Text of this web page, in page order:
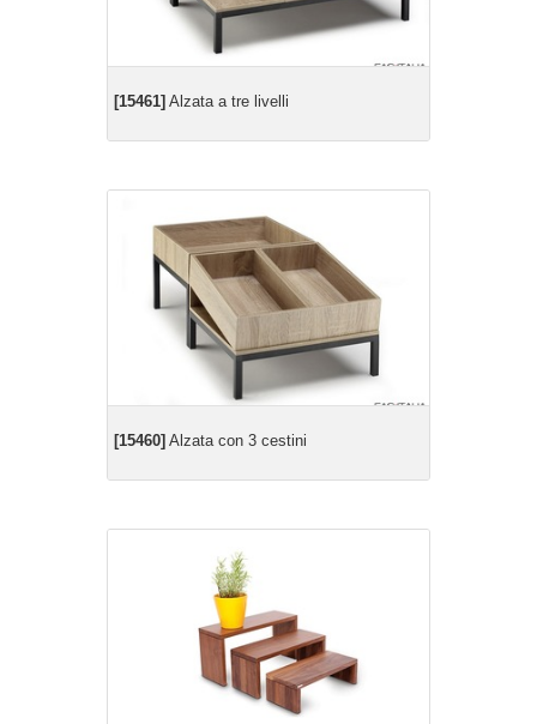
[15461] Alzata a tre livelli
[15460] Alzata con 3 cestini